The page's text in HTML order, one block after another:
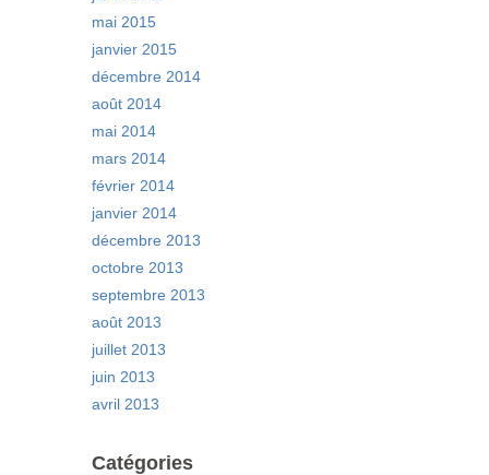
mai 2015
janvier 2015
décembre 2014
août 2014
mai 2014
mars 2014
février 2014
janvier 2014
décembre 2013
octobre 2013
septembre 2013
août 2013
juillet 2013
juin 2013
avril 2013
Catégories